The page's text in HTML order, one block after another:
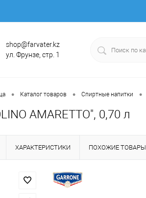
shop@farvater.kz
ул. Фрунзе, стр. 1
• Каталог товаров • Спиртные напитки •
AMARETTO", 0,70 л
ХАРАКТЕРИСТИКИ ПОХОЖИЕ ТОВАРЫ